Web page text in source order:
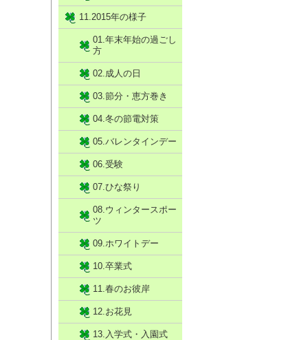
11.2015年の様子
01.年末年始の過ごし
方
02.成人の日
03.節分・恵方巻き
04.冬の節電対策
05.バレンタインデー
06.受験
07.ひな祭り
08.ウィンタースポー
ツ
09.ホワイトデー
10.卒業式
11.春のお彼岸
12.お花見
13.入学式・入園式